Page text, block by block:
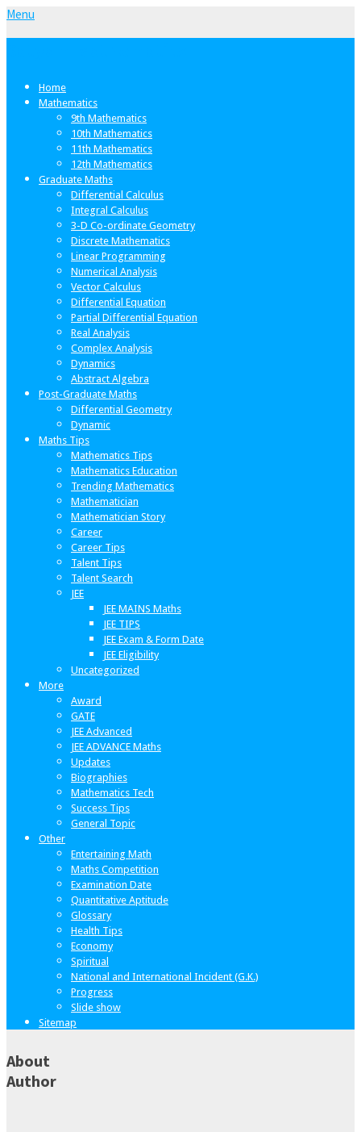
Menu
Home
Mathematics
9th Mathematics
10th Mathematics
11th Mathematics
12th Mathematics
Graduate Maths
Differential Calculus
Integral Calculus
3-D Co-ordinate Geometry
Discrete Mathematics
Linear Programming
Numerical Analysis
Vector Calculus
Differential Equation
Partial Differential Equation
Real Analysis
Complex Analysis
Dynamics
Abstract Algebra
Post-Graduate Maths
Differential Geometry
Dynamic
Maths Tips
Mathematics Tips
Mathematics Education
Trending Mathematics
Mathematician
Mathematician Story
Career
Career Tips
Talent Tips
Talent Search
JEE
JEE MAINS Maths
JEE TIPS
JEE Exam & Form Date
JEE Eligibility
Uncategorized
More
Award
GATE
JEE Advanced
JEE ADVANCE Maths
Updates
Biographies
Mathematics Tech
Success Tips
General Topic
Other
Entertaining Math
Maths Competition
Examination Date
Quantitative Aptitude
Glossary
Health Tips
Economy
Spiritual
National and International Incident (G.K.)
Progress
Slide show
Sitemap
About
Author